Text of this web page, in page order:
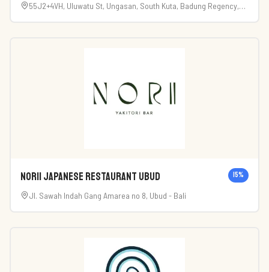
55J2+4VH, Uluwatu St, Ungasan, South Kuta, Badung Regency,
Norii Japanese Restaurant Ubud 15%
Jl. Sawah Indah Gang Amarea no 8, Ubud - Bali